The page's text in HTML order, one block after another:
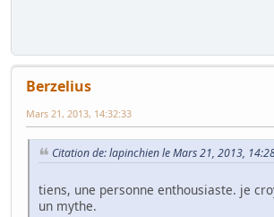
Berzelius
Mars 21, 2013, 14:32:33
Citation de: lapinchien le Mars 21, 2013,
tiens, une personne enthousiaste. je
un mythe.